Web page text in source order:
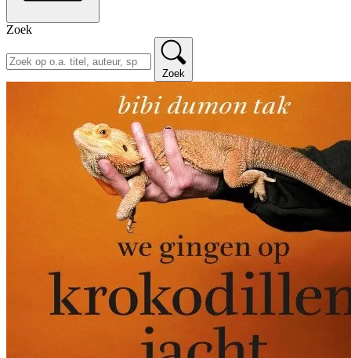
Zoek
Zoek